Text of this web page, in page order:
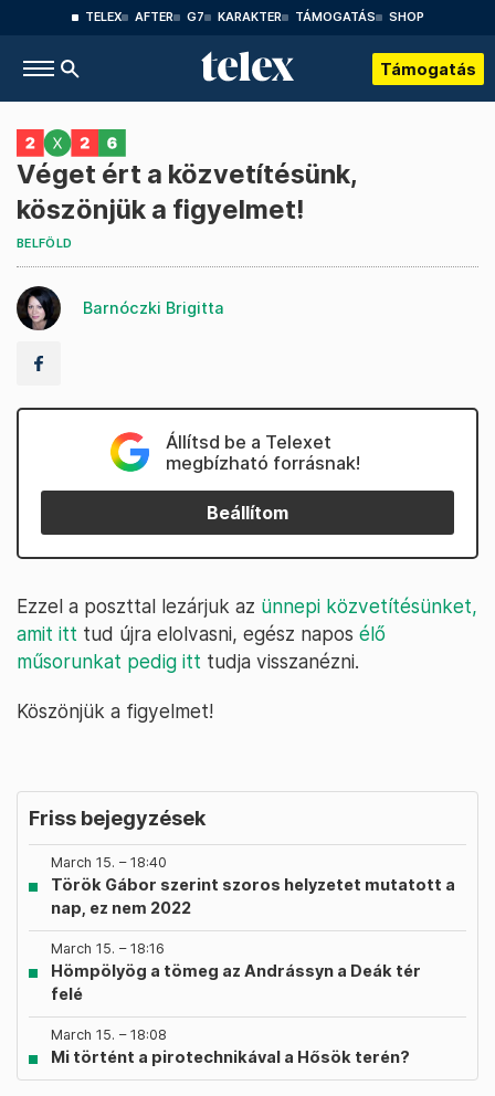
TELEX AFTER G7 KARAKTER TÁMOGATÁS SHOP
Támogatás
Véget ért a közvetítésünk,
köszönjük a figyelmet!
BELFÖLD
Barnóczki Brigitta
Állítsd be a Telexet
megbízható forrásnak!
Beállítom
Ezzel a poszttal lezárjuk az ünnepi közvetítésünket,
amit itt tud újra elolvasni, egész napos élő
műsorunkat pedig itt tudja visszanézni.
Köszönjük a figyelmet!
Friss bejegyzések
March 15. – 18:40
Török Gábor szerint szoros helyzetet mutatott a
nap, ez nem 2022
March 15. – 18:16
Hömpölyög a tömeg az Andrássyn a Deák tér
felé
March 15. – 18:08
Mi történt a pirotechnikával a Hősök terén?